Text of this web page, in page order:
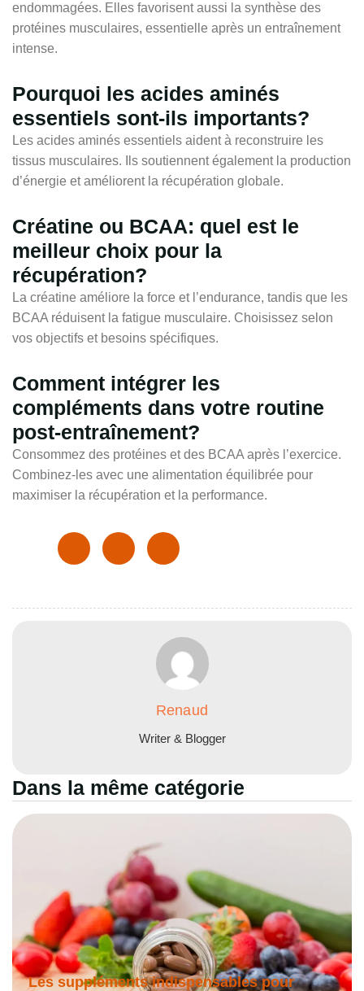
endommagées. Elles favorisent aussi la synthèse des
protéines musculaires, essentielle après un entraînement
intense.
Pourquoi les acides aminés
essentiels sont-ils importants?
Les acides aminés essentiels aident à reconstruire les
tissus musculaires. Ils soutiennent également la production
d’énergie et améliorent la récupération globale.
Créatine ou BCAA: quel est le
meilleur choix pour la
récupération?
La créatine améliore la force et l’endurance, tandis que les
BCAA réduisent la fatigue musculaire. Choisissez selon
vos objectifs et besoins spécifiques.
Comment intégrer les
compléments dans votre routine
post-entraînement?
Consommez des protéines et des BCAA après l’exercice.
Combinez-les avec une alimentation équilibrée pour
maximiser la récupération et la performance.
Renaud
Writer & Blogger
Dans la même catégorie
Les suppléments indispensables pour